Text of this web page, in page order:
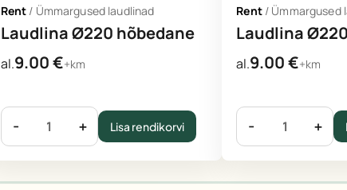
Rent / Ümmargused laudlinad
Laudlina Ø220 hõbedane
al.9.00€+km
- + Lisa rendikorvi
Rent / Ümmargused
Laudlina
al.9.00€+km
- +